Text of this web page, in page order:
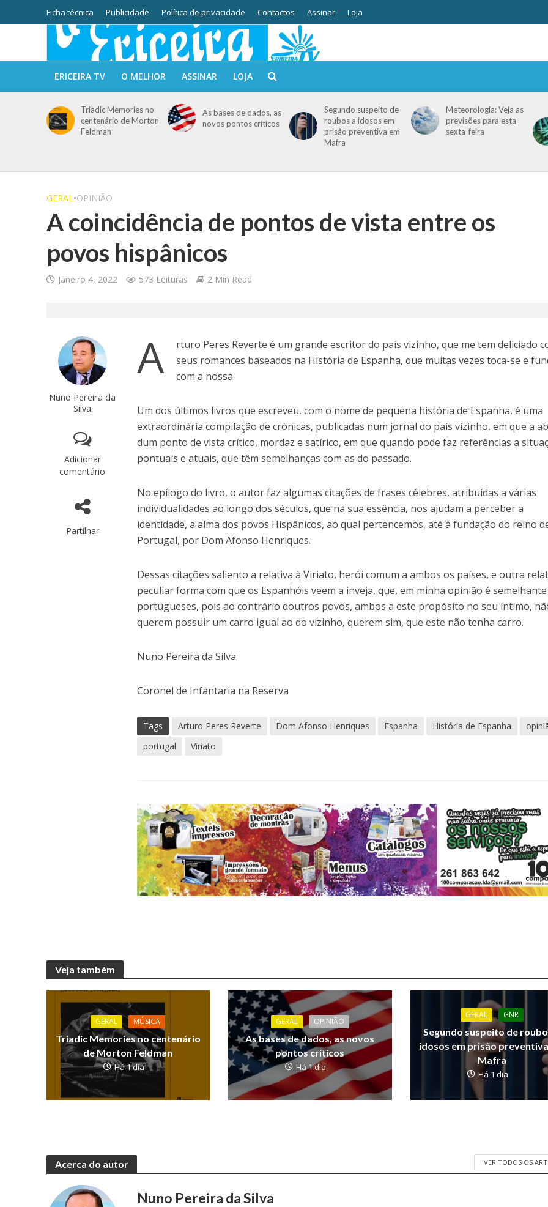
Ficha técnica Publicidade Política de privacidade Contactos Assinar Loja
ERICEIRA TV O MELHOR ASSINAR LOJA
Triadic Memories no
centenário de Morton
Feldman
As bases de dados, as
novos pontos críticos
Segundo suspeito de
roubos a idosos em
prisão preventiva em
Mafra
Meteorologia: Veja as
previsões para esta
sexta-feira
GERAL•OPINIÃO
A coincidência de pontos de vista entre os
povos hispânicos
Janeiro 4, 2022 573 Leituras 2 Min Read
Nuno Pereira da
Silva
Adicionar
comentário
Partilhar
A
rturo Peres Reverte é um grande escritor do país vizinho, que me tem deliciado
seus romances baseados na História de Espanha, que muitas vezes toca-se e
com a nossa.
Um dos últimos livros que escreveu, com o nome de pequena história de Espanha, é uma
extraordinária compilação de crónicas, publicadas num jornal do país vizinho, em que a
dum ponto de vista crítico, mordaz e satírico, em que quando pode faz referências a
pontuais e atuais, que têm semelhanças com as do passado.
No epílogo do livro, o autor faz algumas citações de frases célebres, atribuídas a várias
individualidades ao longo dos séculos, que na sua essência, nos ajudam a perceber a
identidade, a alma dos povos Hispânicos, ao qual pertencemos, até à fundação do reino
Portugal, por Dom Afonso Henriques.
Dessas citações saliento a relativa à Viriato, herói comum a ambos os países, e outra
peculiar forma com que os Espanhóis veem a inveja, que, em minha opinião é
portugueses, pois ao contrário doutros povos, ambos a este propósito no seu íntimo,
querem possuir um carro igual ao do vizinho, querem sim, que este não tenha carro.
Nuno Pereira da Silva
Coronel de Infantaria na Reserva
Tags Arturo Peres Reverte Dom Afonso Henriques Espanha História de Espanha
portugal
Viriato
Veja também
GERAL MÚSICA
Triadic Memories no centenário
de Morton Feldman
Há 1 dia
GERAL OPINIÃO
As bases de dados, as novos
pontos críticos
Há 1 dia
GERAL GNR
Segundo suspeito de
idosos em prisão
Mafra
Há 1 dia
Acerca do autor VER TODOS OS
Nuno Pereira da Silva